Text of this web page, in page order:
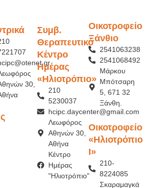
30,
Συμβ.
Θεραπευτικό
Κέντρο
Ημέρας
«Ηλιοτρόπιο»
210
5230037
hcipc.daycenter@gmail.com
Λεωφόρος
Αθηνών 30,
Αθήνα
Κέντρο
Ημέρας
"Ηλιοτρόπιο"
Οικοτροφείο
Ξάνθιο
2541063238
2541068492
Μάρκου
Μπότσαρη
5, 671 32
Ξάνθη.
Οικοτροφείο
«Ηλιοτρόπιο
Ι»
210-
8224085
Σκαραμαγκά